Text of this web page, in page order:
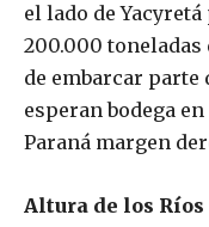
el lado de
200.000
de embarcar parte
esperan bodega
Paraná margen
Altura de los Ríos